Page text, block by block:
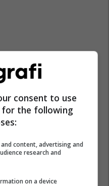
consent to use
the following
content, advertising and
research and
on a device